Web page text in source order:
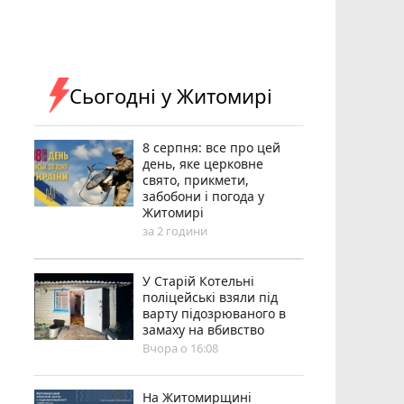
Сьогодні у Житомирі
8 серпня: все про цей
день, яке церковне
свято, прикмети,
забобони і погода у
Житомирі
за 2 години
У Старій Котельні
поліцейські взяли під
варту підозрюваного в
замаху на вбивство
Вчора о 16:08
Н️а Житомирщині